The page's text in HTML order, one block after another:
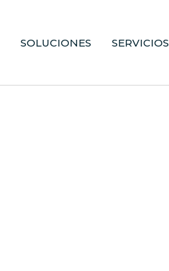
SOLUCIONES SERVICIOS